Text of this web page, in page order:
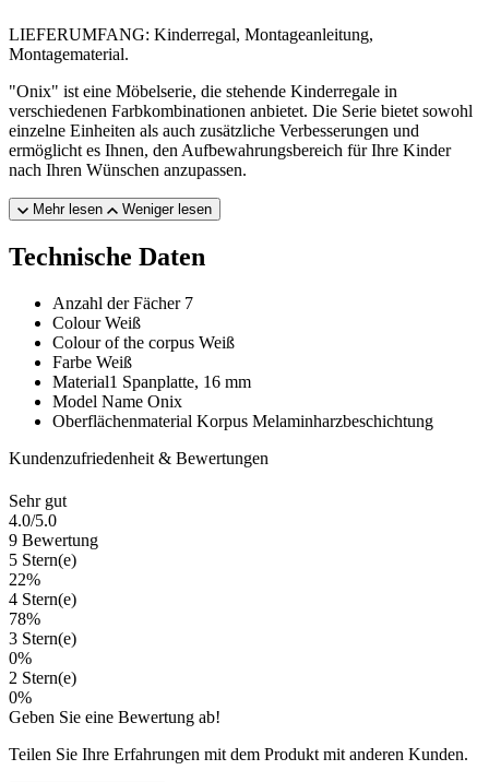
LIEFERUMFANG: Kinderregal, Montageanleitung,
Montagematerial.
"Onix" ist eine Möbelserie, die stehende Kinderregale in
verschiedenen Farbkombinationen anbietet. Die Serie bietet sowohl
einzelne Einheiten als auch zusätzliche Verbesserungen und
ermöglicht es Ihnen, den Aufbewahrungsbereich für Ihre Kinder
nach Ihren Wünschen anzupassen.
Mehr lesen Weniger lesen
Technische Daten
Anzahl der Fächer 7
Colour Weiß
Colour of the corpus Weiß
Farbe Weiß
Material1 Spanplatte, 16 mm
Model Name Onix
Oberflächenmaterial Korpus Melaminharzbeschichtung
Kundenzufriedenheit & Bewertungen
Sehr gut
4.0/5.0
9 Bewertung
5 Stern(e)
22%
4 Stern(e)
78%
3 Stern(e)
0%
2 Stern(e)
0%
Geben Sie eine Bewertung ab!
Teilen Sie Ihre Erfahrungen mit dem Produkt mit anderen Kunden.